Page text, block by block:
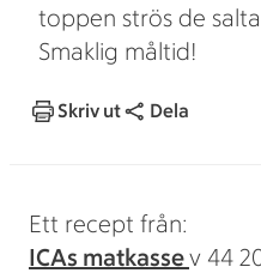
toppen strös de
Smaklig måltid!
Skriv ut Dela
Ett recept från:
ICAs matkassev 44